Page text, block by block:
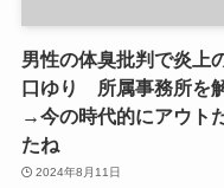
男性の体臭批判で炎上
口ゆり 所属事務所を
→今の時代的にアウト
たね
2024年8月11日